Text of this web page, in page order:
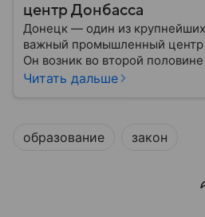
центр Донбасса
Донецк — один из
важный промышленный центр
Он возник во второй
развитию угледобычи и
региона: собрали о нем
Читать дальше
образование закон